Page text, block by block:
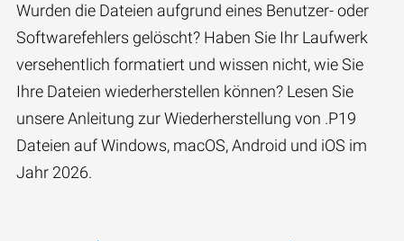
Wurden die Dateien aufgrund eines Benutzer- oder
Softwarefehlers gelöscht? Haben Sie Ihr Laufwerk
versehentlich formatiert und wissen nicht, wie Sie
Ihre Dateien wiederherstellen können? Lesen Sie
unsere Anleitung zur Wiederherstellung von .P19
Dateien auf Windows, macOS, Android und iOS im
Jahr 2026.